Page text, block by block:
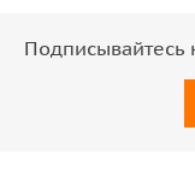
Подписывайтесь